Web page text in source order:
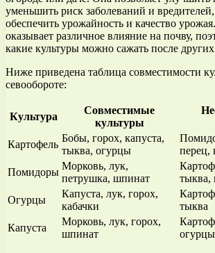
уменьшить риск заболеваний и
обеспечить урожайность и качество
оказывает различное влияние на почву,
какие культуры можно сажать после
Ниже приведена таблица совместимости
севообороте:
Культура
Совместимые
культуры
Картофель
Бобы, горох, капуста,
тыква, огурцы
перец,
Помидоры
Морковь, лук,
петрушка, шпинат
тыква,
Огурцы
Капуста, лук, горох,
кабачки
тыква
Капуста
Морковь, лук, горох,
шпинат
огурцы